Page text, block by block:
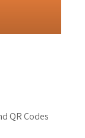
QR Codes